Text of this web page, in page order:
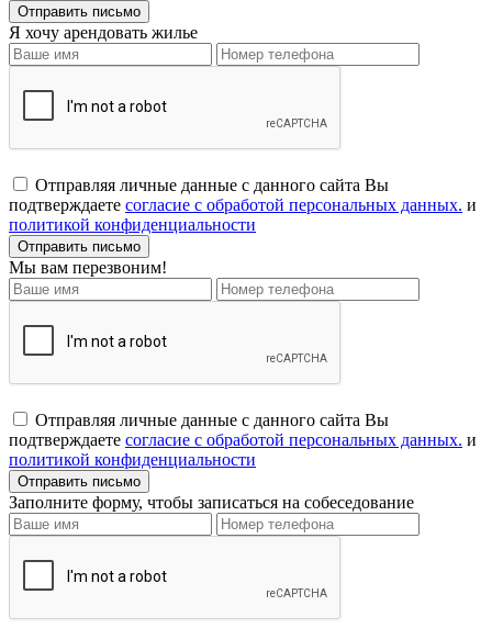
Я хочу арендовать жилье
Отправляя личные данные с данного сайта Вы
подтверждаете согласие с обработой персональных данных. и
политикой конфиденциальности
Мы вам перезвоним!
Отправляя личные данные с данного сайта Вы
подтверждаете согласие с обработой персональных данных. и
политикой конфиденциальности
Заполните форму, чтобы записаться на собеседование